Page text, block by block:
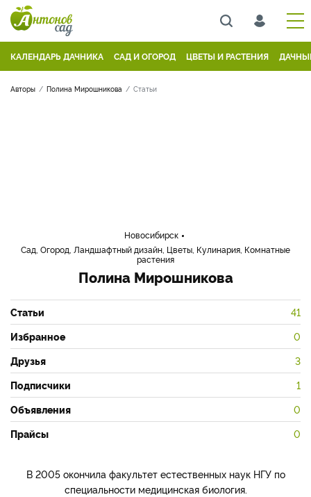
КАЛЕНДАРЬ ДАЧНИКА САД И ОГОРОД ЦВЕТЫ И РАСТЕНИЯ
Авторы Полина Мирошникова Статьи
Новосибирск
Сад, Огород, Ландшафтный дизайн, Цветы, Кулинария, Комнатные
растения
Полина Мирошникова
Статьи 41
Избранное 0
Друзья 3
Подписчики 1
Объявления 0
Прайсы 0
В 2005 окончила факультет естественных наук НГУ по
специальности медицинская биология.